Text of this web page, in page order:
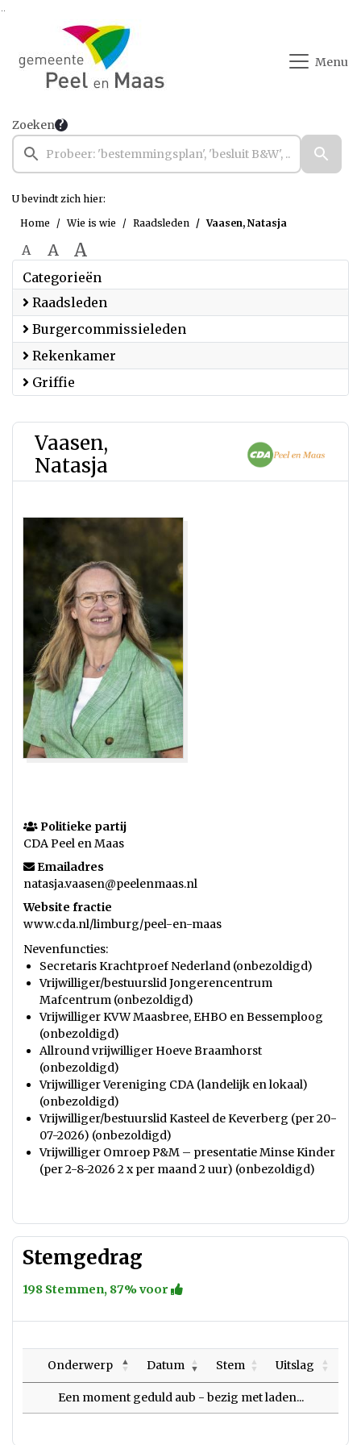
Ga naar de inhoud van deze pagina
Menu
Zoeken
U bevindt zich hier:
Home
Wie is wie Raadsleden Vaasen, Natasja
A A A
Categorieën
Raadsleden
Burgercommissieleden
Rekenkamer
Griffie
Vaasen,
Natasja
Politieke partij
CDA Peel en Maas
Emailadres
natasja.vaasen@peelenmaas.nl
Website fractie
www.cda.nl/limburg/peel-en-maas
Nevenfuncties:
Secretaris Krachtproef Nederland (onbezoldigd)
Vrijwilliger/bestuurslid Jongerencentrum
Mafcentrum (onbezoldigd)
Vrijwilliger KVW Maasbree, EHBO en Bessemploog
(onbezoldigd)
Allround vrijwilliger Hoeve Braamhorst
(onbezoldigd)
Vrijwilliger Vereniging CDA (landelijk en lokaal)
(onbezoldigd)
Vrijwilliger/bestuurslid Kasteel de Keverberg (per 20-
07-2026) (onbezoldigd)
Vrijwilliger Omroep P&M – presentatie Minse Kinder
(per 2-8-2026 2 x per maand 2 uur) (onbezoldigd)
Stemgedrag
198 Stemmen, 87% voor
Onderwerp Datum Stem Uitslag
Een moment geduld aub - bezig met laden...